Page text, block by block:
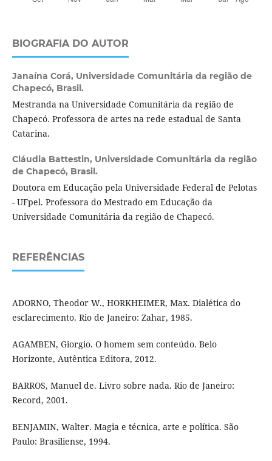
BIOGRAFIA DO AUTOR
Janaína Corá, Universidade Comunitária da região de
Chapecó, Brasil.
Mestranda na Universidade Comunitária da região de
Chapecó. Professora de artes na rede estadual de Santa
Catarina.
Cláudia Battestin, Universidade Comunitária da região
de Chapecó, Brasil.
Doutora em Educação pela Universidade Federal de Pelotas
- UFpel. Professora do Mestrado em Educação da
Universidade Comunitária da região de Chapecó.
REFERÊNCIAS
ADORNO, Theodor W., HORKHEIMER, Max. Dialética do
esclarecimento. Rio de Janeiro: Zahar, 1985.
AGAMBEN, Giorgio. O homem sem conteúdo. Belo
Horizonte, Autêntica Editora, 2012.
BARROS, Manuel de. Livro sobre nada. Rio de Janeiro:
Record, 2001.
BENJAMIN, Walter. Magia e técnica, arte e política. São
Paulo: Brasiliense, 1994.